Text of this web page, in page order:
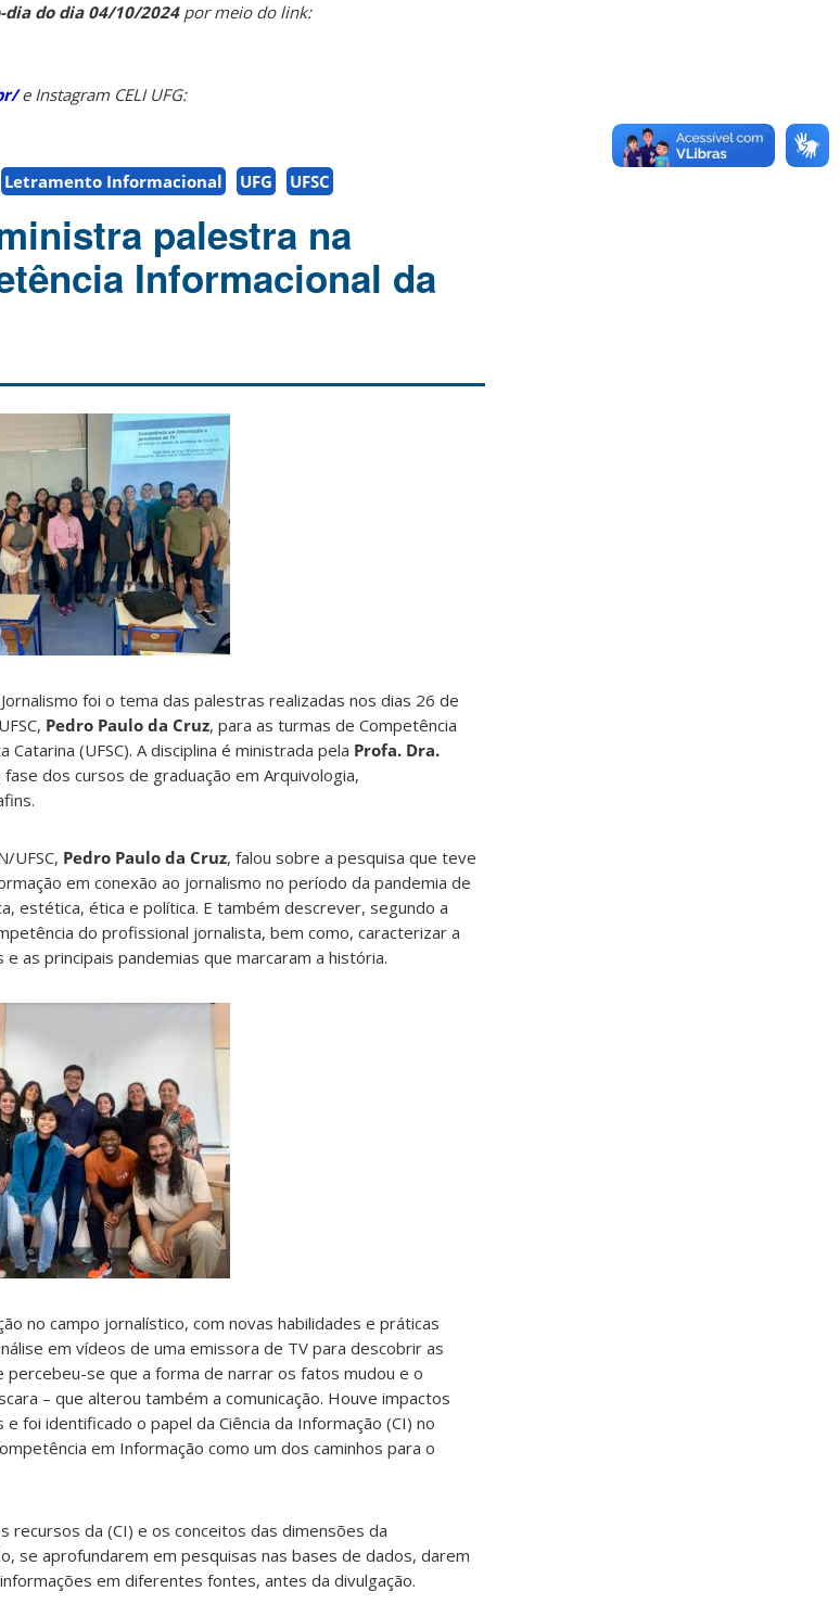
do dia 04/10/2024por meio do link:
e Instagram CELI UFG:
Letramento Informacional UFG UFSC
palestra na
Informacional da
foi o tema das palestras realizadas nos dias 26 de
Pedro Paulo da Cruz, para as turmas de Competência
(UFSC). A disciplina é ministrada pela Profa. Dra.
dos cursos de graduação em Arquivologia,
UFSC, Pedro Paulo da Cruz, falou sobre a pesquisa que teve
em conexão ao jornalismo no período da pandemia de
estética, ética e política. E também descrever, segundo a
do profissional jornalista, bem como, caracterizar a
as principais pandemias que marcaram a história.
no campo jornalístico, com novas habilidades e práticas
em vídeos de uma emissora de TV para descobrir as
percebeu-se que a forma de narrar os fatos mudou e o
– que alterou também a comunicação. Houve impactos
foi identificado o papel da Ciência da Informação (CI) no
em Informação como um dos caminhos para o
recursos da (CI) e os conceitos das dimensões da
se aprofundarem em pesquisas nas bases de dados, darem
em diferentes fontes, antes da divulgação.